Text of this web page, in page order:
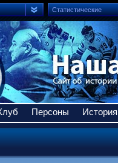
Статистические
Персоны История